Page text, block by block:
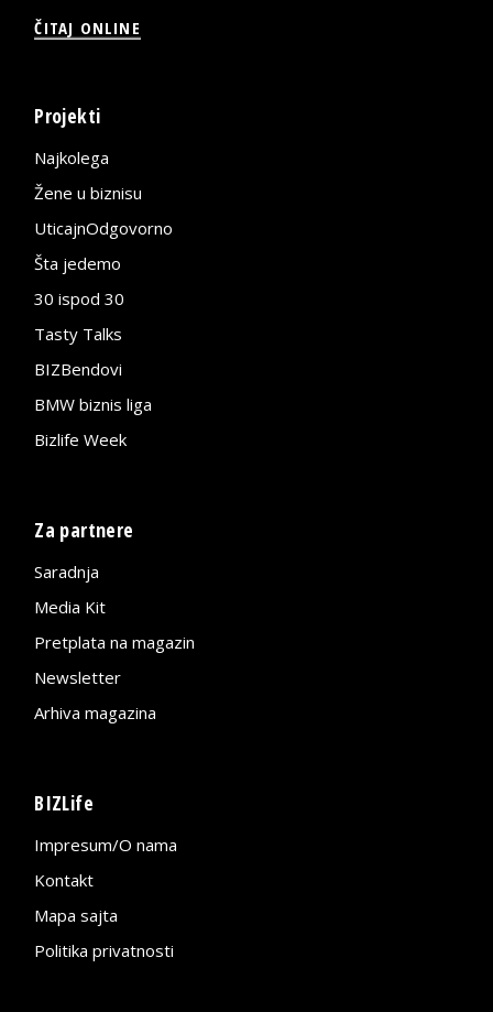
ČITAJ ONLINE
Projekti
Najkolega
Žene u biznisu
UticajnOdgovorno
Šta jedemo
30 ispod 30
Tasty Talks
BIZBendovi
BMW biznis liga
Bizlife Week
Za partnere
Saradnja
Media Kit
Pretplata na magazin
Newsletter
Arhiva magazina
BIZLife
Impresum/O nama
Kontakt
Mapa sajta
Politika privatnosti